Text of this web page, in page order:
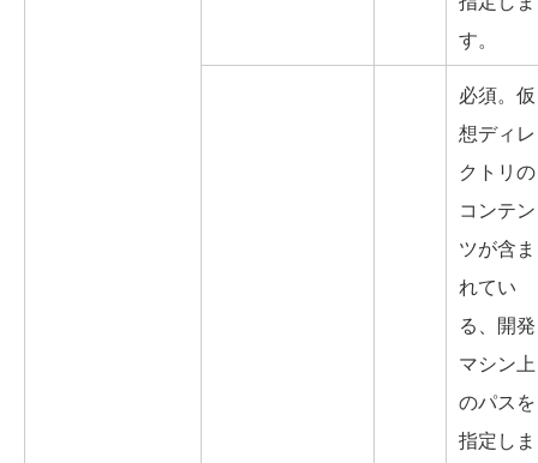
す。
必須。仮
想ディレ
クトリの
コンテン
ツが含ま
れてい
る、開発
マシン上
のパスを
指定しま